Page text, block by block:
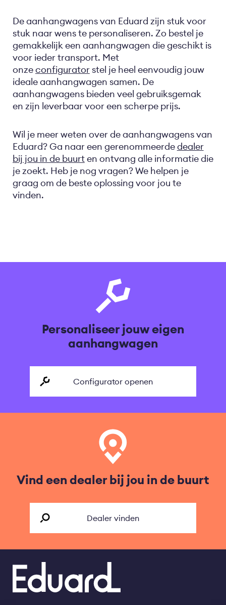
De aanhangwagens van Eduard zijn stuk voor
stuk naar wens te personaliseren. Zo bestel je
gemakkelijk een aanhangwagen die geschikt is
voor ieder transport. Met
onzeconfiguratorstel je heel eenvoudig jouw
ideale aanhangwagen samen. De
aanhangwagens bieden veel gebruiksgemak
en zijn leverbaar voor een scherpe prijs.
Wil je meer weten over de aanhangwagens van
Eduard? Ga naar een gerenommeerdedealer
bij jou in de buurten ontvang alle informatie die
je zoekt. Heb je nog vragen? We helpen je
graag om de beste oplossing voor jou te
vinden.
Personaliseer jouw eigen
aanhangwagen
Configurator openen
Vind een dealer bij jou in de buurt
Dealer vinden